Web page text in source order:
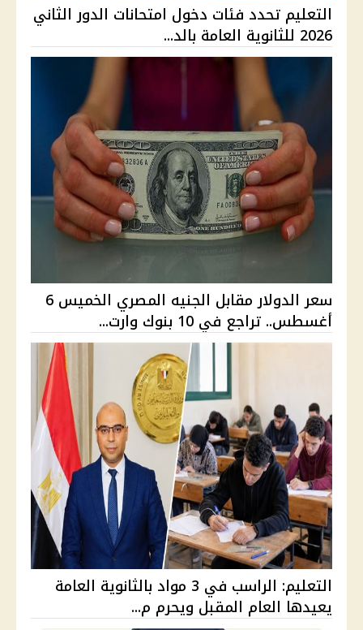
التعليم تحدد فئات دخول امتحانات الدور الثاني
2026 للثانوية العامة بالد...
سعر الدولار مقابل الجنيه المصري الخميس 6
أغسطس.. تراجع في 10 بنوك وارت...
التعليم: الراسب في 3 مواد بالثانوية العامة
يعيدها العام المقبل ويحرم م...